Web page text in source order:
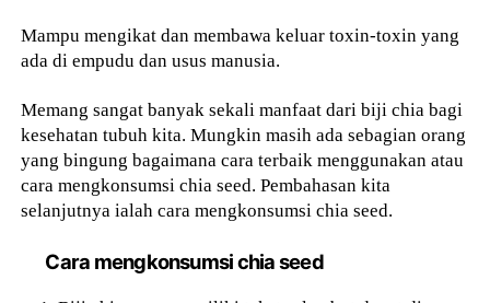
Mampu mengikat dan membawa keluar toxin-toxin yang
ada di empudu dan usus manusia.
Memang sangat banyak sekali manfaat dari biji chia bagi
kesehatan tubuh kita. Mungkin masih ada sebagian orang
yang bingung bagaimana cara terbaik menggunakan atau
cara mengkonsumsi chia seed. Pembahasan kita
selanjutnya ialah cara mengkonsumsi chia seed.
Cara mengkonsumsi chia seed